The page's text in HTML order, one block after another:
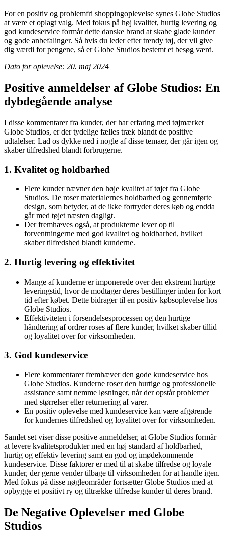
For en positiv og problemfri shoppingoplevelse synes Globe Studios
at være et oplagt valg. Med fokus på høj kvalitet, hurtig levering og
god kundeservice formår dette danske brand at skabe glade kunder
og gode anbefalinger. Så hvis du leder efter trendy tøj, der vil give
dig værdi for pengene, så er Globe Studios bestemt et besøg værd.
Dato for oplevelse: 20. maj 2024
Positive anmeldelser af Globe Studios: En
dybdegående analyse
I disse kommentarer fra kunder, der har erfaring med tøjmærket
Globe Studios, er der tydelige fælles træk blandt de positive
udtalelser. Lad os dykke ned i nogle af disse temaer, der går igen og
skaber tilfredshed blandt forbrugerne.
1. Kvalitet og holdbarhed
Flere kunder nævner den høje kvalitet af tøjet fra Globe
Studios. De roser materialernes holdbarhed og gennemførte
design, som betyder, at de ikke fortryder deres køb og endda
går med tøjet næsten dagligt.
Der fremhæves også, at produkterne lever op til
forventningerne med god kvalitet og holdbarhed, hvilket
skaber tilfredshed blandt kunderne.
2. Hurtig levering og effektivitet
Mange af kunderne er imponerede over den ekstremt hurtige
leveringstid, hvor de modtager deres bestillinger inden for kort
tid efter købet. Dette bidrager til en positiv købsoplevelse hos
Globe Studios.
Effektiviteten i forsendelsesprocessen og den hurtige
håndtering af ordrer roses af flere kunder, hvilket skaber tillid
og loyalitet over for virksomheden.
3. God kundeservice
Flere kommentarer fremhæver den gode kundeservice hos
Globe Studios. Kunderne roser den hurtige og professionelle
assistance samt nemme løsninger, når der opstår problemer
med størrelser eller returnering af varer.
En positiv oplevelse med kundeservice kan være afgørende
for kundernes tilfredshed og loyalitet over for virksomheden.
Samlet set viser disse positive anmeldelser, at Globe Studios formår
at levere kvalitetsprodukter med en høj standard af holdbarhed,
hurtig og effektiv levering samt en god og imødekommende
kundeservice. Disse faktorer er med til at skabe tilfredse og loyale
kunder, der gerne vender tilbage til virksomheden for at handle igen.
Med fokus på disse nøgleområder fortsætter Globe Studios med at
opbygge et positivt ry og tiltrække tilfredse kunder til deres brand.
De Negative Oplevelser med Globe
Studios